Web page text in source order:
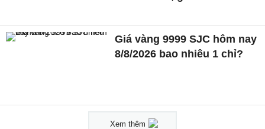
Giá vàng 9999 SJC hôm nay
8/8/2026 bao nhiêu 1 chỉ?
Xem thêm